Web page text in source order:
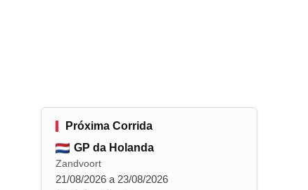
Próxima Corrida
GP da Holanda
Zandvoort
21/08/2026 a 23/08/2026